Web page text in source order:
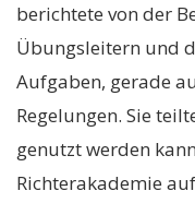
berichtete von der
Übungsleitern und
Aufgaben, gerade
Regelungen. Sie
genutzt werden
Richterakademie